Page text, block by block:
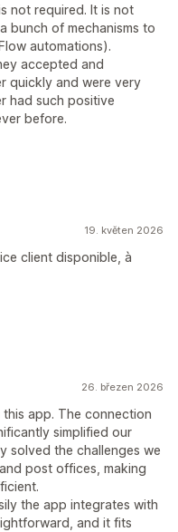
not required. It is not
bunch of mechanisms to
automations).
accepted and
quickly and were very
had such positive
before.
19. květen 2026
client disponible, à
26. březen 2026
this app. The connection
simplified our
solved the challenges we
post offices, making
the app integrates with
and it fits